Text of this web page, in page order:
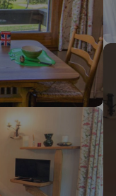
modifier la